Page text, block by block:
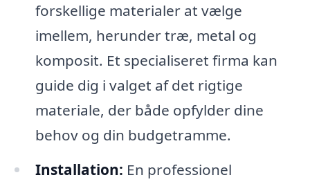
forskellige materialer at vælge
imellem, herunder træ, metal og
komposit. Et specialiseret firma kan
guide dig i valget af det rigtige
materiale, der både opfylder dine
behov og din budgetramme.
Installation: En professionel